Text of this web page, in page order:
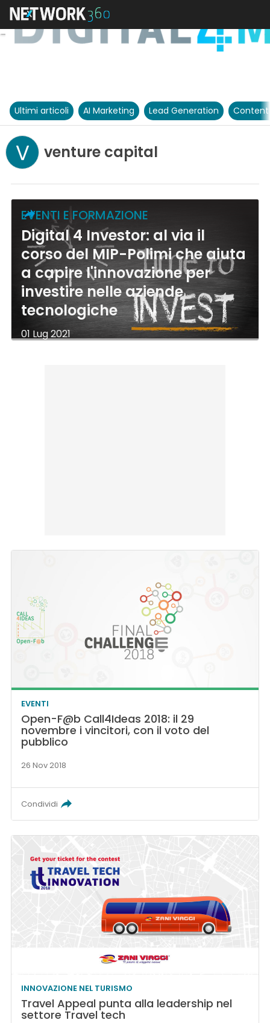
Ultimi articoli AI Marketing Lead Generation
V venture capital
EVENTI E FORMAZIONE
Digital 4 Investor: al via il
corso del MIP-Polimi che aiuta
a capire l'innovazione per
investire nelle aziende
tecnologiche
01 Lug 2021
EVENTI
Open-F@b Call4Ideas 2018: il 29
novembre i vincitori, con il voto del
pubblico
26 Nov 2018
Condividi
INNOVAZIONE NEL TURISMO
Travel Appeal punta alla leadership nel
settore Travel tech